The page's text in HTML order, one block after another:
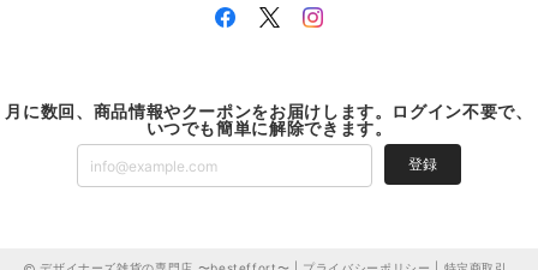
月に数回、商品情報やクーポンをお届けします。ログイン不要で、
いつでも簡単に解除できます。
登録